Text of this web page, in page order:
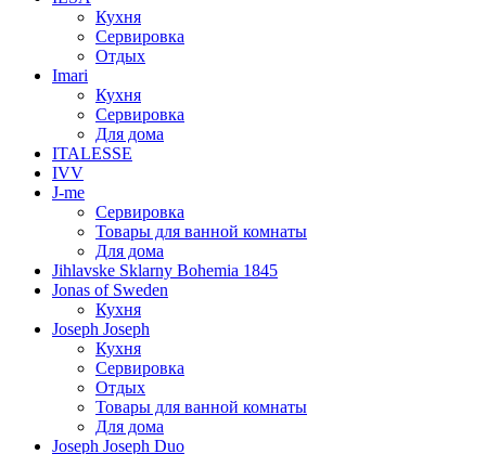
Кухня
Сервировка
Отдых
Imari
Кухня
Сервировка
Для дома
ITALESSE
IVV
J-me
Сервировка
Товары для ванной комнаты
Для дома
Jihlavske Sklarny Bohemia 1845
Jonas of Sweden
Кухня
Joseph Joseph
Кухня
Сервировка
Отдых
Товары для ванной комнаты
Для дома
Joseph Joseph Duo